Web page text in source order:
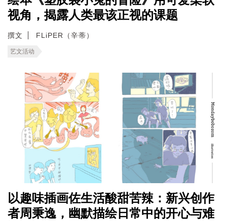
视角，揭露人类最该正视的课题
撰文 FLiPER（辛蒂）
艺文活动
以趣味插画佐生活酸甜苦辣：新兴创作
者周秉逸，幽默描绘日常中的开心与难